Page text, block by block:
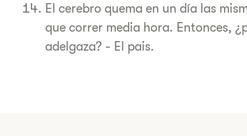
El cerebro quema en un día las
que correr media hora. Entonces,
adelgaza? - El pais.